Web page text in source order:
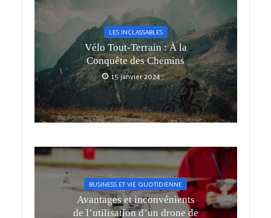
LES INCLASSABLES
Vélo Tout-Terrain : À la
Conquête des Chemins
15 janvier 2024
BUSINESS ET VIE QUOTIDIENNE
Avantages et inconvénients
de l’utilisation d’un drone de